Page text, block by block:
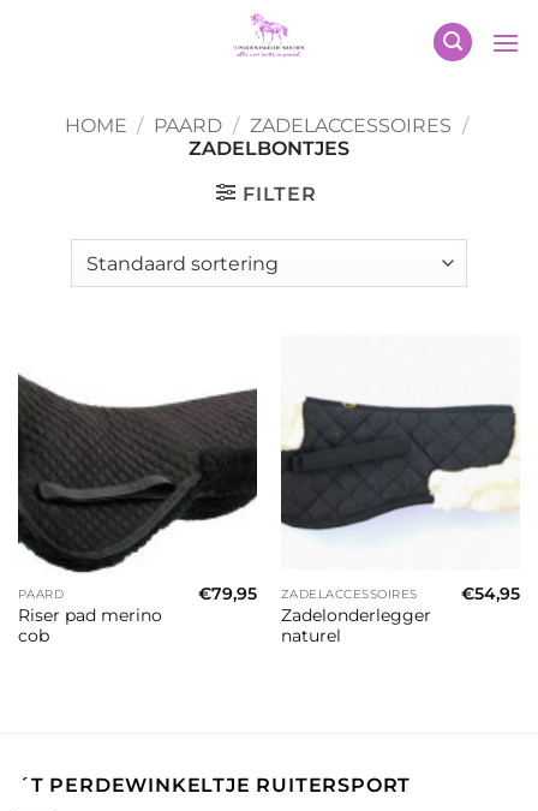
HOME / PAARD / ZADELACCESSOIRES /
ZADELBONTJES
FILTER
PAARD
Riser pad merino
cob
€79,95 ZADELACCESSOIRES
Zadelonderlegger
naturel
€54,95
´T PERDEWINKELTJE RUITERSPORT